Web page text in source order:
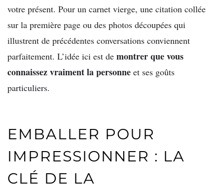
votre présent. Pour un carnet vierge, une citation collée
sur la première page ou des photos découpées qui
illustrent de précédentes conversations conviennent
parfaitement. L’idée ici est de montrer que vous
connaissez vraiment la personne et ses goûts
particuliers.
EMBALLER POUR
IMPRESSIONNER : LA
CLÉ DE LA